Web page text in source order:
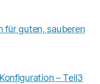
für guten, sauberen
– Teil3